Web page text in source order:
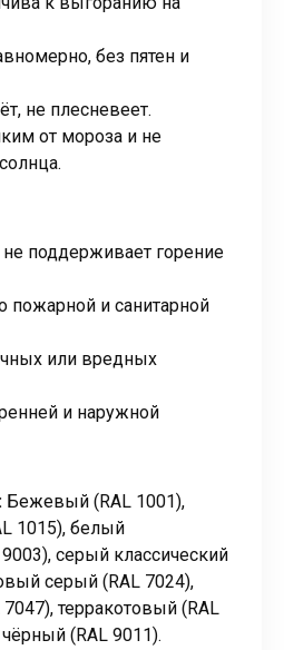
без пятен и
не плесневеет.
от мороза и не
не поддерживает горение
пожарной и санитарной
или вредных
и наружной
Бежевый (RAL 1001),
1015), белый
серый классический
серый (RAL 7024),
терракотовый (RAL
(RAL 9011).